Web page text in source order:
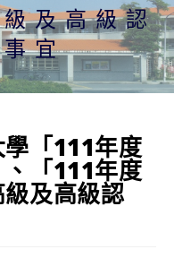
及高級認
宜
「111年度
「111年度
及高級認